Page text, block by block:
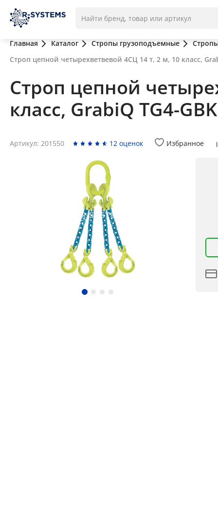
Главная Каталог Стропы грузоподъемные
Строп цепной четырехветвевой 4СЦ 14 т, 2 м, 10 класс,
Строп цепной
класс, GrabiQ TG4-GBK
Артикул: 201550 12 оценок Избранное